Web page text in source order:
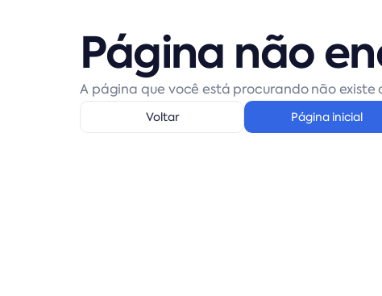
Página não
A página que você está procurando não existe
Voltar Página inicial